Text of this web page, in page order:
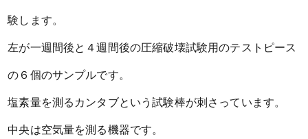
験します。
左が一週間後と４週間後の圧縮破壊試験用のテストピース
の６個のサンプルです。
塩素量を測るカンタブという試験棒が刺さっています。
中央は空気量を測る機器です。